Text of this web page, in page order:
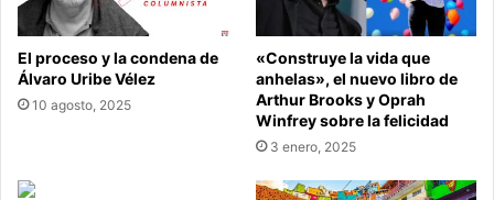
El proceso y la condena de
Álvaro Uribe Vélez
10 agosto, 2025
«Construye la vida que
anhelas», el nuevo libro de
Arthur Brooks y Oprah
Winfrey sobre la felicidad
3 enero, 2025